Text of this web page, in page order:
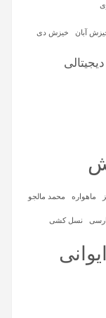
آبان خیزش دی
ماهواره‌ محمد مالجو
نسل کشی